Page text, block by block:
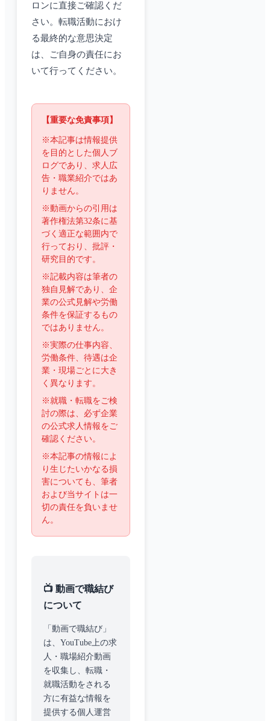
ロンに直接ご確認くだ
さい。転職活動におけ
る最終的な意思決定
は、ご自身の責任にお
いて行ってください。
【重要な免責事項】
※本記事は情報提供
を目的とした個人ブ
ログであり、求人広
告・職業紹介ではあ
りません。
※動画からの引用は
著作権法第32条に基
づく適正な範囲内で
行っており、批評・
研究目的です。
※記載内容は筆者の
独自見解であり、企
業の公式見解や労働
条件を保証するもの
ではありません。
※実際の仕事内容、
労働条件、待遇は企
業・現場ごとに大き
く異なります。
※就職・転職をご検
討の際は、必ず企業
の公式求人情報をご
確認ください。
※本記事の情報によ
り生じたいかなる損
害についても、筆者
および当サイトは一
切の責任を負いませ
ん。
📺 動画で職結び
について
「動画で職結び」
は、YouTube上の求
人・職場紹介動画
を収集し、転職・
就職活動をされる
方に有益な情報を
提供する個人運営